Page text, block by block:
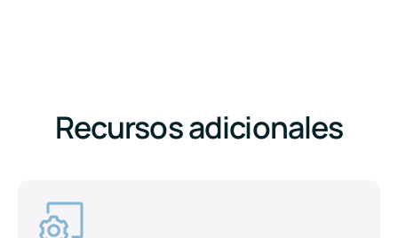
Recursos adicionales